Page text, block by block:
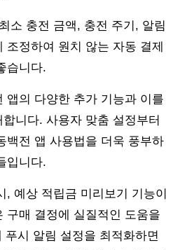
소 충전 금액, 충전 주기, 알림
조정하여 원치 않는 자동 결제
습니다.
앱의 다양한 추가 기능과 이를
니다. 사용자 맞춤 설정부터
백전 앱 사용법을 더욱 풍부하
입니다.
, 예상 적립금 미리보기 기능이
구매 결정에 실질적인 도움을
푸시 알림 설정을 최적화하면